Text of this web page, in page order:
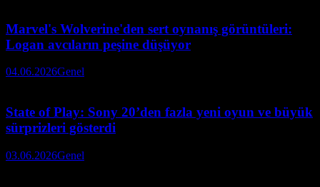
Marvel's Wolverine'den sert oynanış görüntüleri:
Logan avcıların peşine düşüyor
04.06.2026Genel
State of Play: Sony 20’den fazla yeni oyun ve büyük
sürprizleri gösterdi
03.06.2026Genel